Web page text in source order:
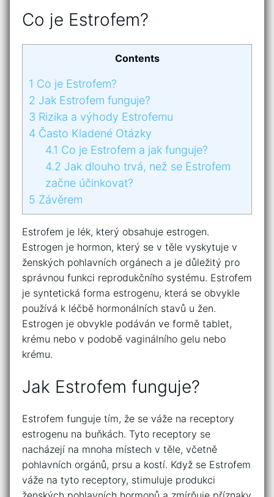
Co je Estrofem?
Contents
1 Co je Estrofem?
2 Jak Estrofem funguje?
3 Rizika a výhody Estrofemu
4 Často Kladené Otázky
4.1 Co je Estrofem a jak funguje?
4.2 Jak dlouho trvá, než se Estrofem
začne účinkovat?
5 Závěrem
Estrofem je lék, který obsahuje estrogen.
Estrogen je hormon, který se v těle vyskytuje v
ženských pohlavních orgánech a je důležitý pro
správnou funkci reprodukčního systému. Estrofem
je syntetická forma estrogenu, která se obvykle
používá k léčbě hormonálních stavů u žen.
Estrogen je obvykle podáván ve formě tablet,
krému nebo v podobě vaginálního gelu nebo
krému.
Jak Estrofem funguje?
Estrofem funguje tím, že se váže na receptory
estrogenu na buňkách. Tyto receptory se
nacházejí na mnoha místech v těle, včetně
pohlavních orgánů, prsu a kostí. Když se Estrofem
váže na tyto receptory, stimuluje produkci